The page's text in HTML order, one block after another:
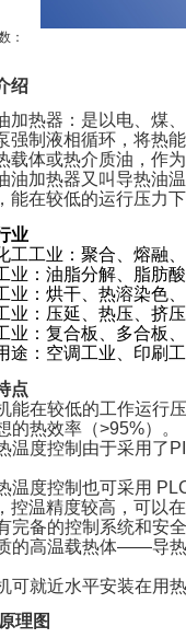
：
绍
加热器：是以电、煤
强制液相循环，将热
载体或热介质油，作
油加热器又叫导热油
能在较低的运行压力
业
工工业： 聚合、熔融
业： 油脂分解、脂肪
业： 烘干、热溶染色
业： 压延、热压、挤
业： 复合板、多合板
途： 空调工业、印刷
点
能在较低的工作运行
的热效率（>95%）。
温度控制由于采用了
温度控制也可采用
控温精度较高，可以
完备的控制系统和安
的高温载热体——导热
可就近水平安装在用
理图